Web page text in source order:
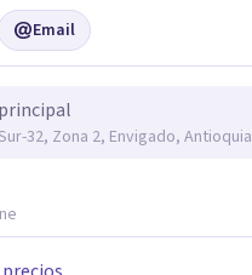
Email
32, Zona 2, Envigado, Antioquia